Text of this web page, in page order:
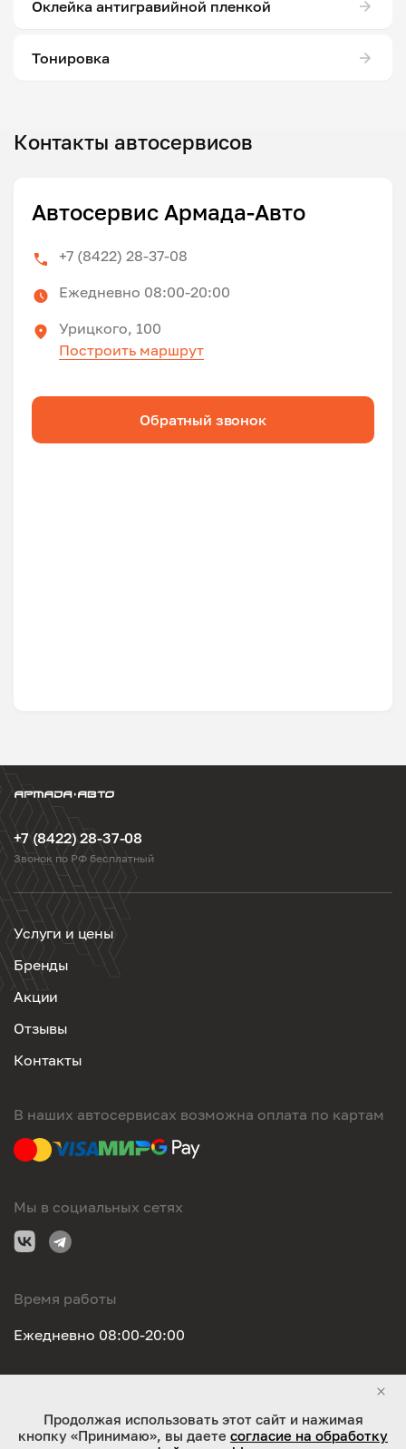
Оклейка антигравийной пленкой
Тонировка
Контакты автосервисов
Автосервис Армада-Авто
+7 (8422) 28-37-08
Ежедневно 08:00-20:00
Урицкого, 100
Построить маршрут
Обратный звонок
+7 (8422) 28-37-08
Звонок по РФ бесплатный
Услуги и цены
Бренды
Акции
Отзывы
Контакты
В наших автосервисах возможна оплата по картам
Мы в социальных сетях
Время работы
Ежедневно 08:00-20:00
ООО "Оригинал-сервис". Все права защищены 2026
Продолжая использовать этот сайт и нажимая
кнопку «Принимаю», вы даете согласие на обработку